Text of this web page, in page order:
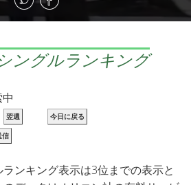
ングルランキング
翌週 今日に戻る
信
ンキング表示は3位までの表示と